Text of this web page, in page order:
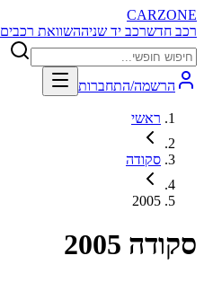
CARZONE
רכב חדשרכב יד שניההשוואת רכבים
הרשמה/התחברות
ראשי
סקודה
2005
סקודה 2005